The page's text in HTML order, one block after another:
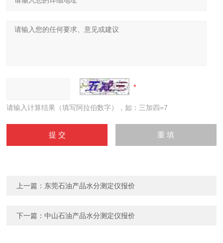
请输入计算结果（填写阿拉伯数字），如：三加四=7
上一篇： 东莞石油产品水分测定仪报价
下一篇：中山石油产品水分测定仪报价